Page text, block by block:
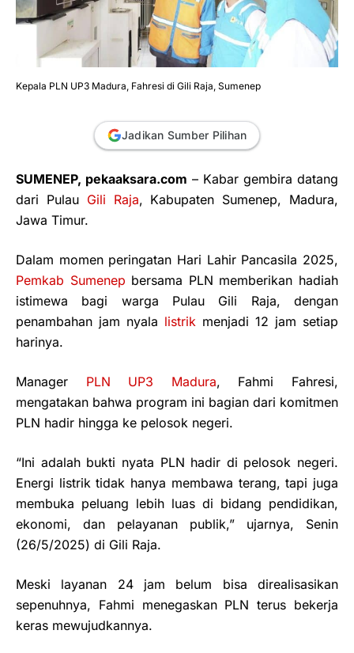
Kepala PLN UP3 Madura, Fahresi di Gili Raja, Sumenep
Jadikan Sumber Pilihan
SUMENEP, pekaaksara.com – Kabar gembira datang
dari Pulau Gili Raja, Kabupaten Sumenep, Madura,
Jawa Timur.
Dalam momen peringatan Hari Lahir Pancasila 2025,
Pemkab Sumenep bersama PLN memberikan hadiah
istimewa bagi warga Pulau Gili Raja, dengan
penambahan jam nyala listrik menjadi 12 jam setiap
harinya.
Manager PLN UP3 Madura, Fahmi Fahresi,
mengatakan bahwa program ini bagian dari komitmen
PLN hadir hingga ke pelosok negeri.
“Ini adalah bukti nyata PLN hadir di pelosok negeri.
Energi listrik tidak hanya membawa terang, tapi juga
membuka peluang lebih luas di bidang pendidikan,
ekonomi, dan pelayanan publik,” ujarnya, Senin
(26/5/2025) di Gili Raja.
Meski layanan 24 jam belum bisa direalisasikan
sepenuhnya, Fahmi menegaskan PLN terus bekerja
keras mewujudkannya.